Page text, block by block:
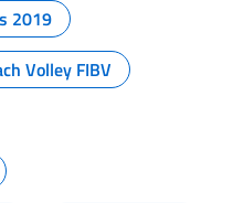
2019
Volley FIBV